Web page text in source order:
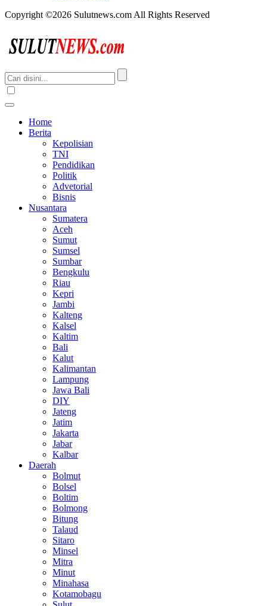
Copyright ©2026 Sulutnews.com All Rights Reserved
Home
Berita
Kepolisian
TNI
Pendidikan
Politik
Advetorial
Bisnis
Nusantara
Sumatera
Aceh
Sumut
Sumsel
Sumbar
Bengkulu
Riau
Kepri
Jambi
Kalteng
Kalsel
Kaltim
Bali
Kalut
Kalimantan
Lampung
Jawa Bali
DIY
Jateng
Jatim
Jakarta
Jabar
Kalbar
Daerah
Bolmut
Bolsel
Boltim
Bolmong
Bitung
Talaud
Sitaro
Minsel
Mitra
Minut
Minahasa
Kotamobagu